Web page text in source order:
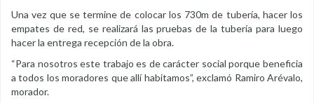
Una vez que se termine de colocar los 730m de tubería, hacer los
empates de red, se realizará las pruebas de la tubería para luego
hacer la entrega recepción de la obra.
“Para nosotros este trabajo es de carácter social porque beneficia
a todos los moradores que allí habitamos”, exclamó Ramiro Arévalo,
morador.